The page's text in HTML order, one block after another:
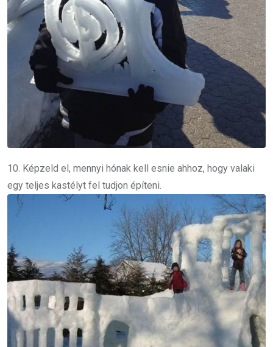
10. Képzeld el, mennyi hónak kell esnie ahhoz, hogy valaki
egy teljes kastélyt fel tudjon építeni.